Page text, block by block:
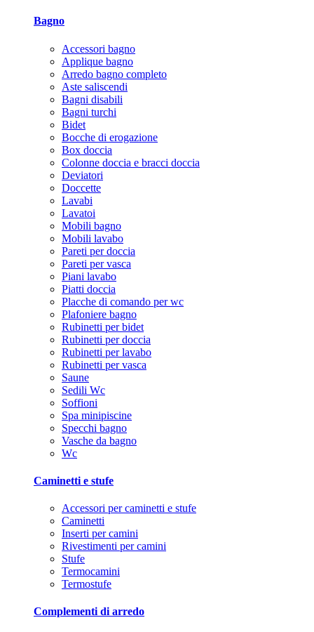
Bagno
Accessori bagno
Applique bagno
Arredo bagno completo
Aste saliscendi
Bagni disabili
Bagni turchi
Bidet
Bocche di erogazione
Box doccia
Colonne doccia e bracci doccia
Deviatori
Doccette
Lavabi
Lavatoi
Mobili bagno
Mobili lavabo
Pareti per doccia
Pareti per vasca
Piani lavabo
Piatti doccia
Placche di comando per wc
Plafoniere bagno
Rubinetti per bidet
Rubinetti per doccia
Rubinetti per lavabo
Rubinetti per vasca
Saune
Sedili Wc
Soffioni
Spa minipiscine
Specchi bagno
Vasche da bagno
Wc
Caminetti e stufe
Accessori per caminetti e stufe
Caminetti
Inserti per camini
Rivestimenti per camini
Stufe
Termocamini
Termostufe
Complementi di arredo